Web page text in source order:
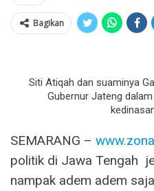
Bagikan
Siti Atiqah dan suaminya
Gubernur Jateng
SEMARANG –
politik di Jawa Tengah
nampak adem adem